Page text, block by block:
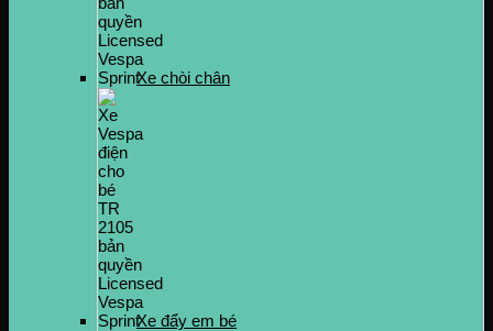
Xe chòi chân
Xe đẩy em bé